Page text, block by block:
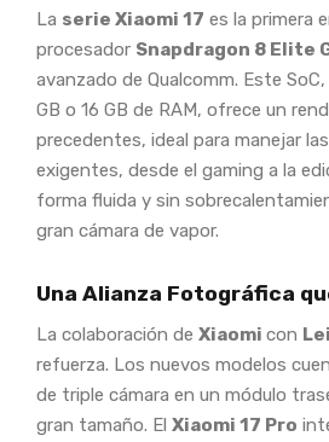
La serie Xiaomi 17 es la primera
procesador Snapdragon 8 Elite
avanzado de Qualcomm. Este
GB o 16 GB de RAM, ofrece un
precedentes, ideal para manejar
exigentes, desde el gaming a la
forma fluida y sin
gran cámara de vapor.
Una Alianza Fotográfica
La colaboración de Xiaomi con
refuerza. Los nuevos modelos
de triple cámara en un módulo
gran tamaño. El Xiaomi 17 Pro